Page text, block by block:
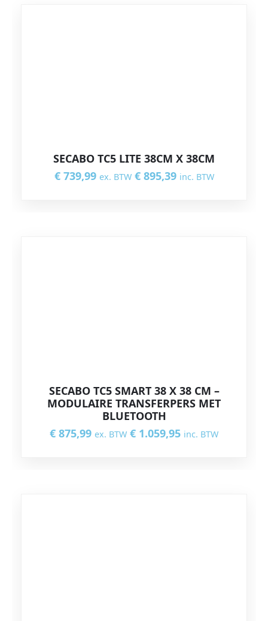
SECABO TC5 LITE 38CM X 38CM
€739,99 ex. BTW €895,39 inc. BTW
SECABO TC5 SMART 38 X 38 CM –
MODULAIRE TRANSFERPERS MET
BLUETOOTH
€ 875,99 ex. BTW € 1.059,95 inc. BTW